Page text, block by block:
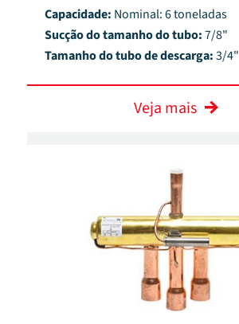
Capacidade: Nominal: 6 toneladas
Sucção do tamanho do tubo:7/8"
Tamanho do tubo de descarga:3/4"
Veja mais